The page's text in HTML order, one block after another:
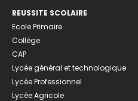
REUSSITE SCOLAIRE
Ecole Primaire
Collège
CAP
Lycée général et technologique
Lycée Professionnel
Lycée Agricole